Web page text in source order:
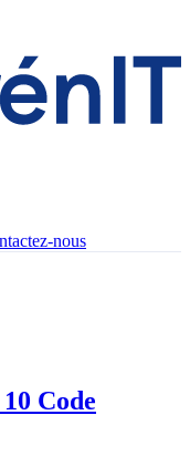
nous
Code